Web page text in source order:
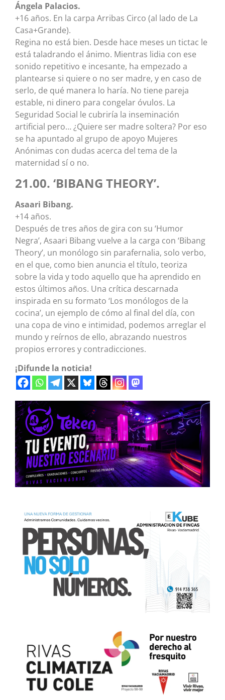
Ángela Palacios.
+16 años. En la carpa Arribas Circo (al lado de La
Casa+Grande).
Regina no está bien. Desde hace meses un tictac le
está taladrando el ánimo. Mientras lidia con ese
sonido repetitivo e incesante, ha empezado a
plantearse si quiere o no ser madre, y en caso de
serlo, de qué manera lo haría. No tiene pareja
estable, ni dinero para congelar óvulos. La
Seguridad Social le cubriría la inseminación
artificial pero… ¿Quiere ser madre soltera? Por eso
se ha apuntado al grupo de apoyo Mujeres
Anónimas con dudas acerca del tema de la
maternidad sí o no.
21.00. ‘BIBANG THEORY’.
Asaari Bibang.
+14 años.
Después de tres años de gira con su ‘Humor
Negra’, Asaari Bibang vuelve a la carga con ‘Bibang
Theory’, un monólogo sin parafernalia, solo verbo,
en el que, como bien anuncia el título, teoriza
sobre la vida y todo aquello que ha aprendido en
estos últimos años. Una crítica descarnada
inspirada en su formato ‘Los monólogos de la
cocina’, un ejemplo de cómo al final del día, con
una copa de vino e intimidad, podemos arreglar el
mundo y reírnos de ello, abrazando nuestros
propios errores y contradicciones.
¡Difunde la noticia!